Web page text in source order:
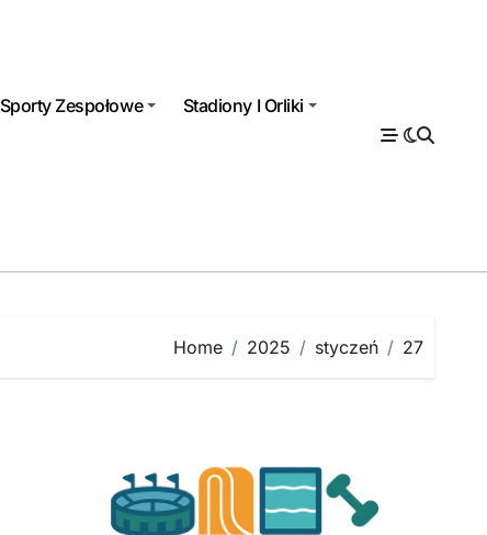
Sporty Zespołowe Stadiony I Orliki
Home 2025 styczeń 27